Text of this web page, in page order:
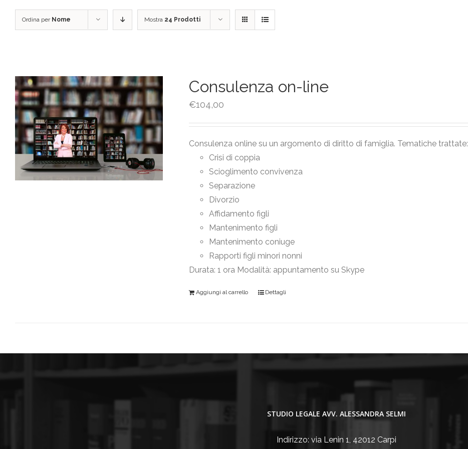
Ordina per Nome Mostra 24 Prodotti
Consulenza on-line
€104,00
Consulenza online su un argomento di diritto di famiglia. Tematiche trattate:
Crisi di coppia
Scioglimento convivenza
Separazione
Divorzio
Affidamento figli
Mantenimento figli
Mantenimento coniuge
Rapporti figli minori nonni
Durata: 1 ora Modalità: appuntamento su Skype
Aggiungi al carrello Dettagli
STUDIO LEGALE AVV. ALESSANDRA SELMI
Indirizzo: via Lenin 1, 42012 Carpi